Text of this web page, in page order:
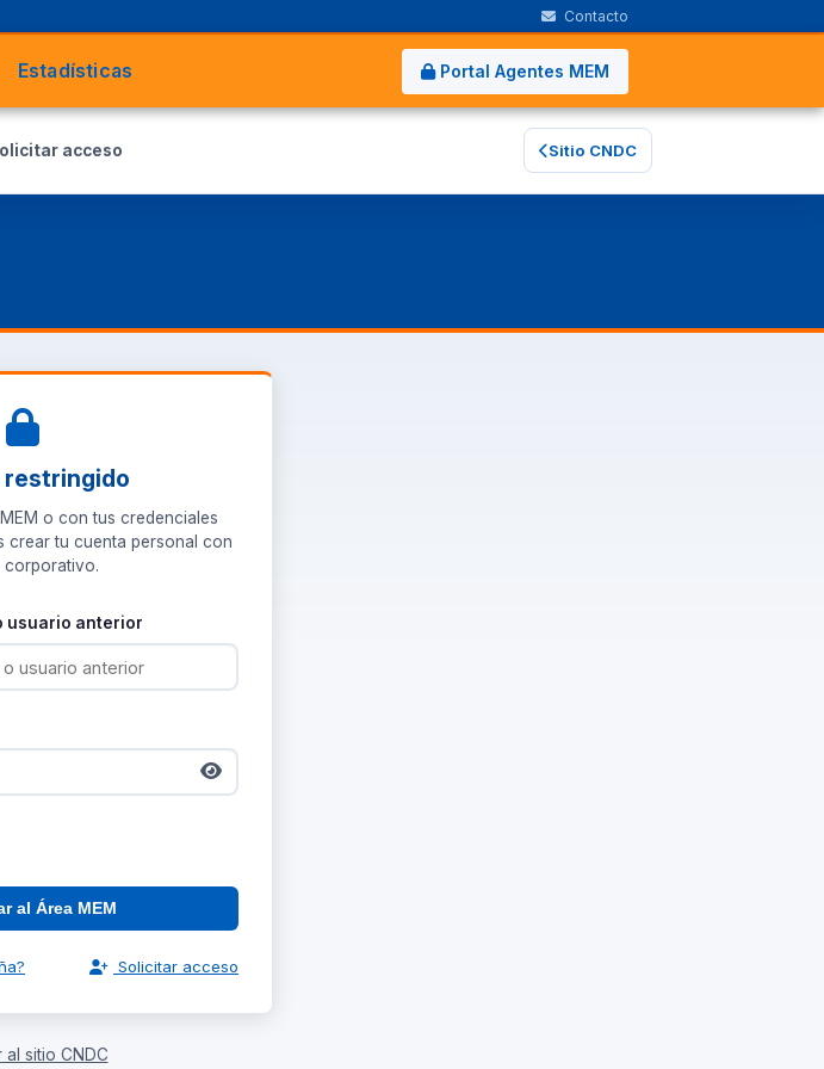
Contacto
Estadísticas Portal Agentes MEM
acceso Sitio CNDC
restringido
o con tus credenciales
crear tu cuenta personal con
usuario anterior
al Área MEM
Solicitar acceso
al sitio CNDC